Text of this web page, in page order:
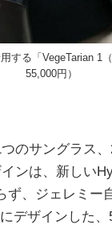
する「VegeTarian 1
55,000円）
のサングラス
ンは、新しい
ず、ジェレミー
デザインした